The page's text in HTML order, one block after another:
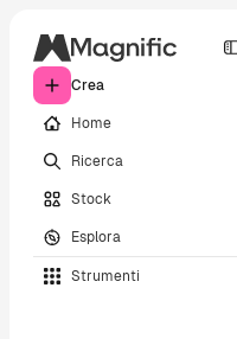
Crea
Home
Ricerca
Stock
Esplora
Strumenti